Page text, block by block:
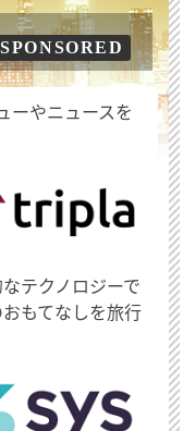
SPONSORED
ーやニュースを
テクノロジーで
もてなしを旅行